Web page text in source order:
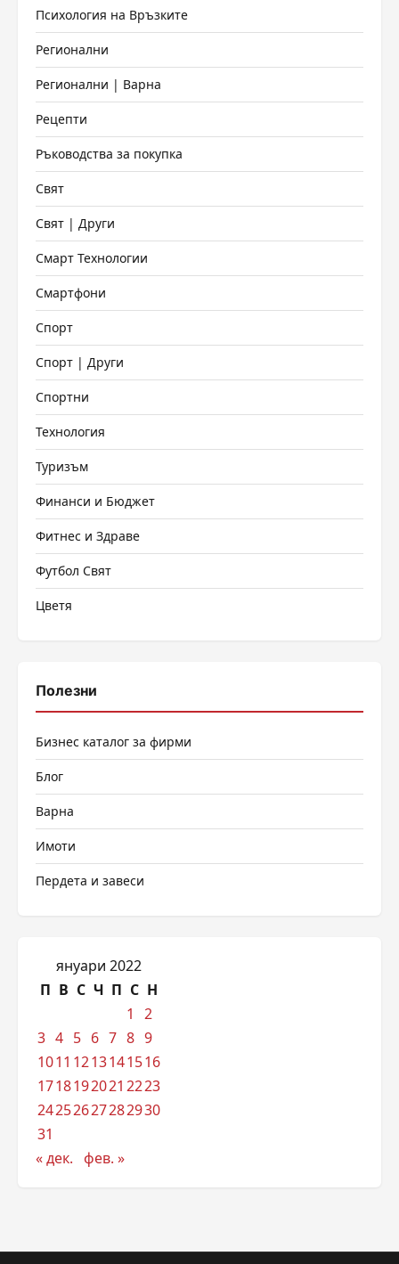
Психология на Връзките
Регионални
Регионални | Варна
Рецепти
Ръководства за покупка
Свят
Свят | Други
Смарт Технологии
Смартфони
Спорт
Спорт | Други
Спортни
Технология
Туризъм
Финанси и Бюджет
Фитнес и Здраве
Футбол Свят
Цветя
Полезни
Бизнес каталог за фирми
Блог
Варна
Имоти
Пердета и завеси
януари 2022
П В С Ч П С Н
1
2
3 4 5 6 7 8 9
1011 1213141516
1718192021 2223
24252627282930
31
« дек. фев. »